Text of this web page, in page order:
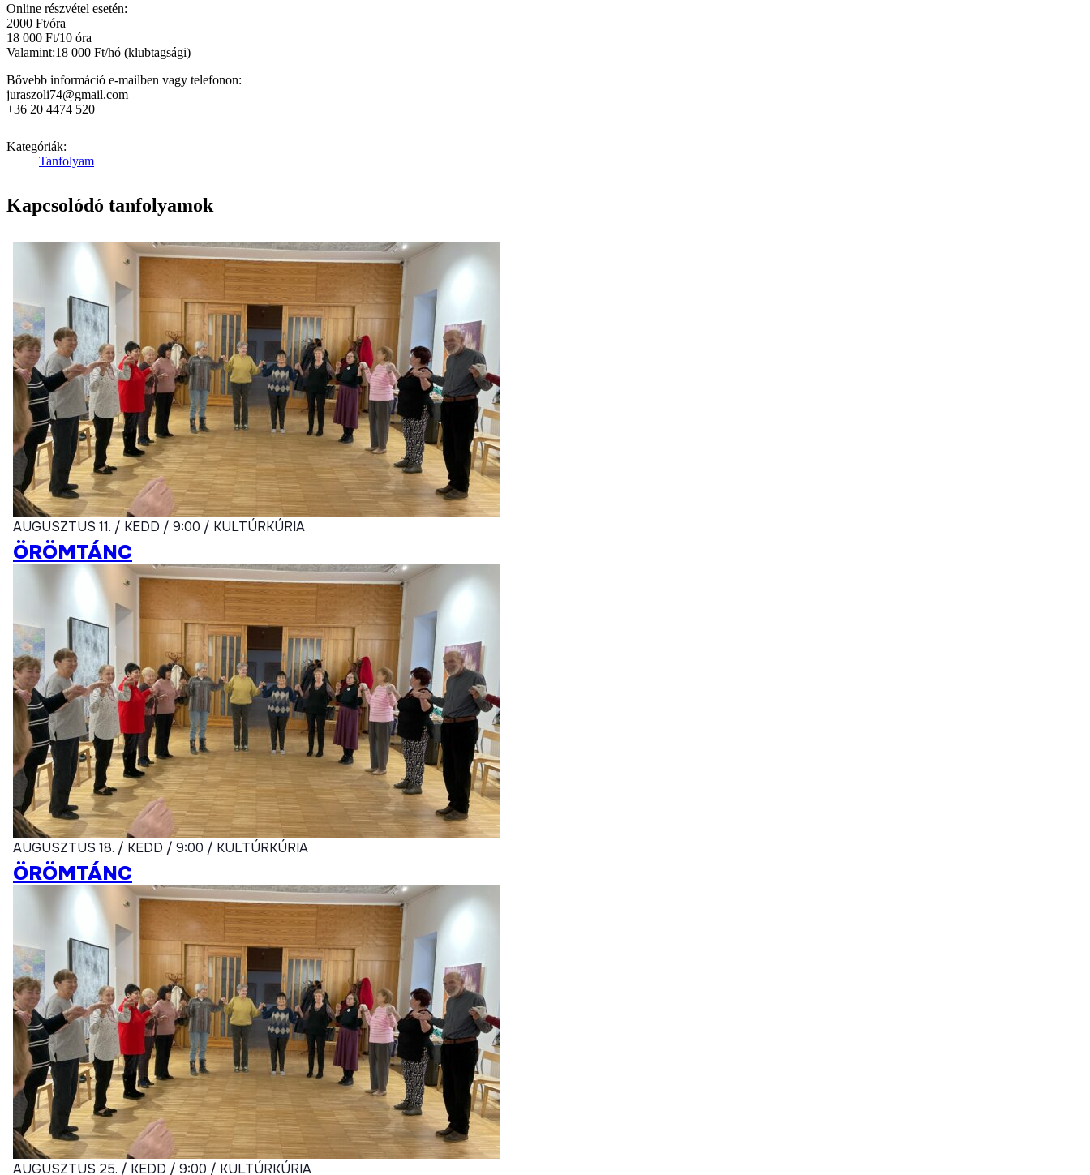
Online részvétel esetén:
2000 Ft/óra
18 000 Ft/10 óra
Valamint:18 000 Ft/hó (klubtagsági)
Bővebb információ e-mailben vagy telefonon:
juraszoli74@gmail.com
+36 20 4474 520
Kategóriák:
Tanfolyam
Kapcsolódó tanfolyamok
AUGUSZTUS 11. / KEDD / 9:00 / KULTÚRKÚRIA
ÖRÖMTÁNC
AUGUSZTUS 18. / KEDD / 9:00 / KULTÚRKÚRIA
ÖRÖMTÁNC
AUGUSZTUS 25. / KEDD / 9:00 / KULTÚRKÚRIA